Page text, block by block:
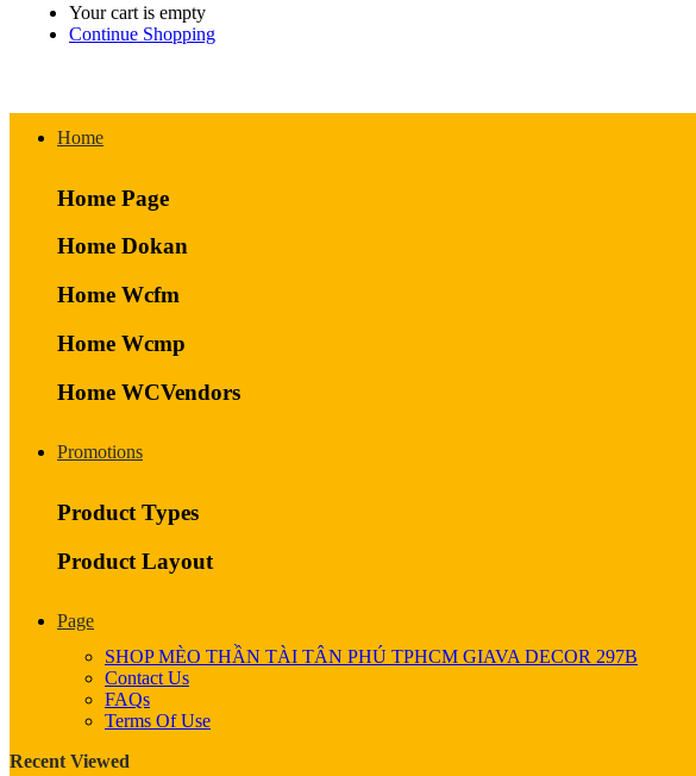
Your cart is empty
Continue Shopping
Home
Home Page
Home Dokan
Home Wcfm
Home Wcmp
Home WCVendors
Promotions
Product Types
Product Layout
Page
SHOP MÈO THẦN TÀI TÂN PHÚ TPHCM GIAVA DECOR 297B
Contact Us
FAQs
Terms Of Use
Recent Viewed